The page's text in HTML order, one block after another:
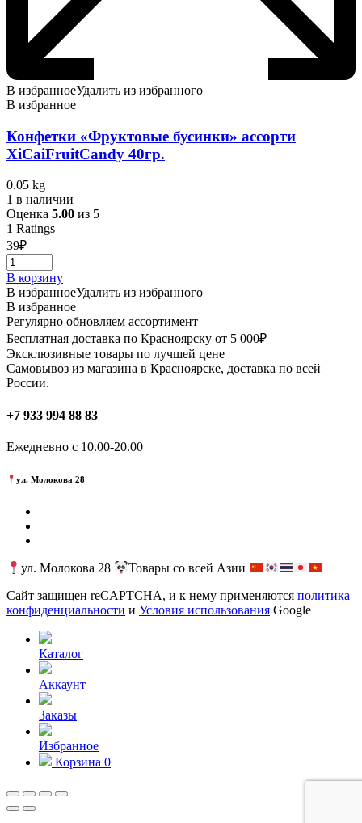
В избранноеУдалить из избранного
В избранное
Конфетки «Фруктовые бусинки» ассорти
XiCaiFruitCandy 40гр.
0.05 kg
1 в наличии
Оценка 5.00 из 5
1 Ratings
39₽
В корзину
В избранноеУдалить из избранного
В избранное
Регулярно обновляем ассортимент
Бесплатная доставка по Красноярску от 5 000₽
Эксклюзивные товары по лучшей цене
Самовывоз из магазина в Красноярске, доставка по всей
России.
+7 933 994 88 83
Ежедневно с 10.00-20.00
ул. Молокова 28
ул. Молокова 28
Товары со всей Азии
Сайт защищен reCAPTCHA, и к нему применяются политика
конфиденциальности и Условия использования Google
Каталог
Аккаунт
Заказы
Избранное
Корзина 0